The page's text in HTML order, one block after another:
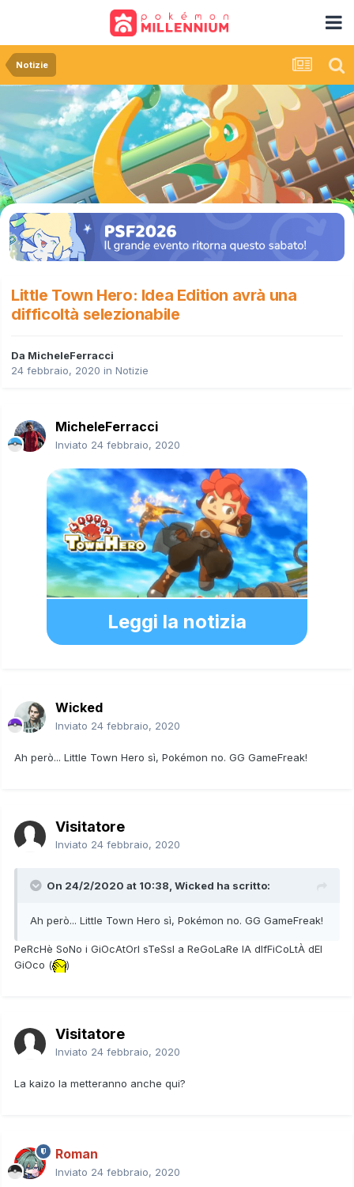
Notizie
Little Town Hero: Idea Edition avrà una
difficoltà selezionabile
Da MicheleFerracci
24 febbraio, 2020 in Notizie
MicheleFerracci
Inviato 24 febbraio, 2020
Leggi la notizia
Wicked
Inviato 24 febbraio, 2020
Ah però... Little Town Hero sì, Pokémon no. GG GameFreak!
Visitatore
Inviato 24 febbraio, 2020
On 24/2/2020 at 10:38, Wicked ha scritto:
Ah però... Little Town Hero sì, Pokémon no. GG GameFreak!
PeRcHè SoNo i GiOcAtOrI sTeSsI a ReGoLaRe lA dIfFiCoLtÀ dEl
GiOco (
)
Visitatore
Inviato 24 febbraio, 2020
La kaizo la metteranno anche qui?
Roman
Inviato 24 febbraio, 2020